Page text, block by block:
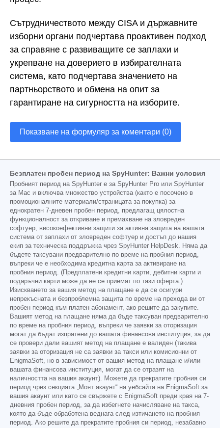
Сътрудничеството между CISA и държавните
изборни органи подчертава проактивен подход
за справяне с развиващите се заплахи и
укрепване на доверието в избирателната
система, като подчертава значението на
партньорството и обмена на опит за
гарантиране на сигурността на изборите.
Показване на формуляр за коментари (0)
Безплатен пробен период на SpyHunter: Важни условия
Пробният период на SpyHunter е за SpyHunter Pro или SpyHunter
за Mac и включва множество устройства (както е посочено в
промоционалните материали/страницата за покупка) за
еднократен 7-дневен пробен период, предлагащ цялостна
функционалност за откриване и премахване на зловреден
софтуер, високоефективни защити за активна защита на вашата
система от заплахи от зловреден софтуер и достъп до нашия
екип за техническа поддръжка чрез SpyHunter HelpDesk. Няма да
бъдете таксувани предварително по време на пробния период,
въпреки че е необходима кредитна карта за активиране на
пробния период. (Предплатени кредитни карти, дебитни карти и
подаръчни карти може да не се приемат по тази оферта.)
Изискването за вашия метод на плащане е да се осигури
непрекъсната и безпроблемна защита по време на прехода ви от
пробен период към платен абонамент, ако решите да закупите.
Вашият метод на плащане няма да бъде таксуван предварително
по време на пробния период, въпреки че заявки за оторизация
могат да бъдат изпратени до вашата финансова институция, за да
се провери дали вашият метод на плащане е валиден (такива
заявки за оторизация не са заявки за такси или комисионни от
EnigmaSoft, но в зависимост от вашия метод на плащане и/или
вашата финансова институция, могат да се отразят на
наличността на вашия акаунт). Можете да прекратите пробния си
период чрез секцията „Моят акаунт“ на уебсайта на EnigmaSoft за
вашия акаунт или като се свържете с EnigmaSoft преди края на 7-
дневния пробен период, за да избегнете начисляване на такса,
която да бъде обработена веднага след изтичането на пробния
период. Ако решите да прекратите пробния си период, незабавно